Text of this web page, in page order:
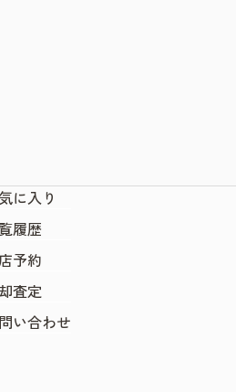
に入り
履歴
予約
査定
い合わせ